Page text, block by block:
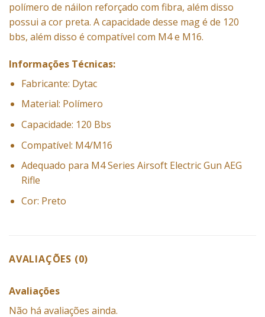
polímero de náilon reforçado com fibra, além disso
possui a cor preta. A capacidade desse mag é de 120
bbs, além disso é compatível com M4 e M16.
Informações Técnicas:
Fabricante: Dytac
Material: Polímero
Capacidade: 120 Bbs
Compatível: M4/M16
Adequado para M4 Series Airsoft Electric Gun AEG
Rifle
Cor: Preto
AVALIAÇÕES (0)
Avaliações
Não há avaliações ainda.